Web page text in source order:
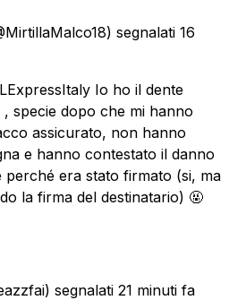
segnalati 16
Io ho il dente
specie dopo che mi hanno
assicurato, non hanno
e hanno contestato il danno
perché era stato firmato (si, ma
la firma del destinatario) 🤬
segnalati 21 minuti fa